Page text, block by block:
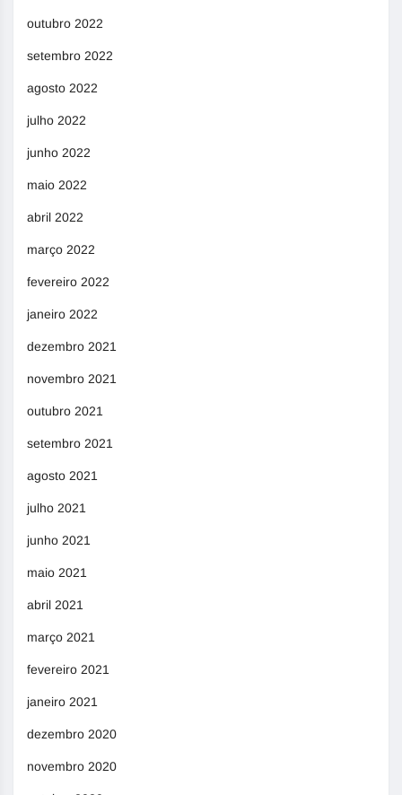
outubro 2022
setembro 2022
agosto 2022
julho 2022
junho 2022
maio 2022
abril 2022
março 2022
fevereiro 2022
janeiro 2022
dezembro 2021
novembro 2021
outubro 2021
setembro 2021
agosto 2021
julho 2021
junho 2021
maio 2021
abril 2021
março 2021
fevereiro 2021
janeiro 2021
dezembro 2020
novembro 2020